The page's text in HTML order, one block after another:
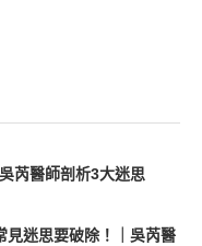
芮醫師剖析3大迷思
見迷思要破除！｜吳芮醫